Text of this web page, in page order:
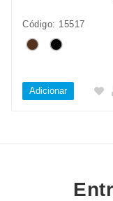
Código: 15517
Adicionar